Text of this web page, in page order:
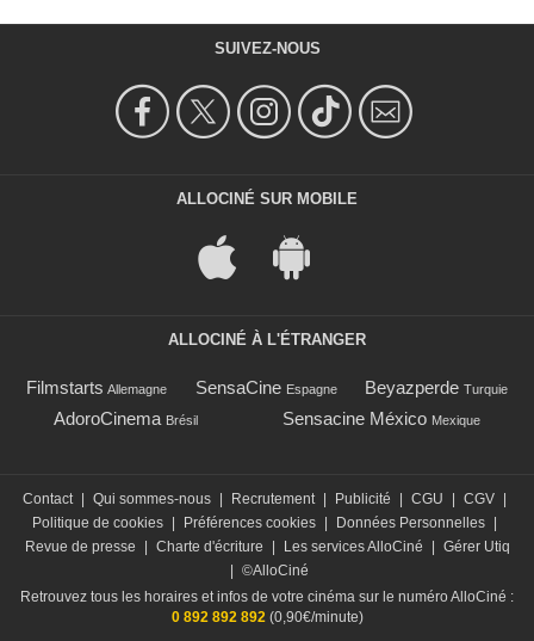
SUIVEZ-NOUS
ALLOCINÉ SUR MOBILE
ALLOCINÉ À L'ÉTRANGER
Filmstarts Allemagne SensaCine Espagne Beyazperde Turquie
AdoroCinema Brésil Sensacine México Mexique
Contact Qui sommes-nous Recrutement Publicité CGU CGV
Politique de cookies
Préférences cookies Données Personnelles
Revue de presse
Charte d'écriture Les services AlloCiné
Gérer Utiq
©AlloCiné
Retrouvez tous les horaires et infos de votre cinéma sur le numéro AlloCiné :
0 892 892 892(0,90€/minute)